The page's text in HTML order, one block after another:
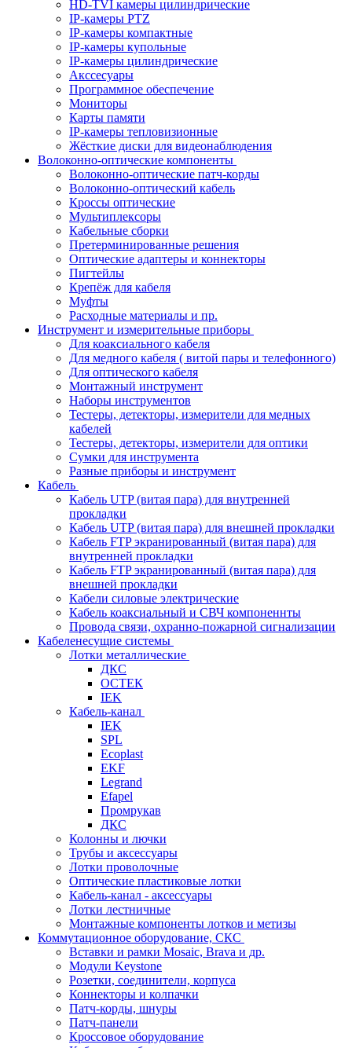
HD-TVI камеры цилиндрические
IP-камеры PTZ
IP-камеры компактные
IP-камеры купольные
IP-камеры цилиндрические
Акссесуары
Программное обеспечение
Мониторы
Карты памяти
IP-камеры тепловизионные
Жёсткие диски для видеонаблюдения
Волоконно-оптические компоненты
Волоконно-оптические патч-корды
Волоконно-оптический кабель
Кроссы оптические
Мультиплексоры
Кабельные сборки
Претерминированные решения
Оптические адаптеры и коннекторы
Пигтейлы
Крепёж для кабеля
Муфты
Расходные материалы и пр.
Инструмент и измерительные приборы
Для коаксиального кабеля
Для медного кабеля ( витой пары и телефонного)
Для оптического кабеля
Монтажный инструмент
Наборы инструментов
Тестеры, детекторы, измерители для медных
кабелей
Тестеры, детекторы, измерители для оптики
Сумки для инструмента
Разные приборы и инструмент
Кабель
Кабель UTP (витая пара) для внутренней
прокладки
Кабель UTP (витая пара) для внешней прокладки
Кабель FTP экранированный (витая пара) для
внутренней прокладки
Кабель FTP экранированный (витая пара) для
внешней прокладки
Кабели силовые электрические
Кабель коаксиальный и СВЧ компоненнты
Провода связи, охранно-пожарной сигнализации
Кабеленесущие системы
Лотки металлические
ДКС
ОСТЕК
IEK
Кабель-канал
IEK
SPL
Ecoplast
EKF
Legrand
Efapel
Промрукав
ДКС
Колонны и лючки
Трубы и аксессуары
Лотки проволочные
Оптические пластиковые лотки
Кабель-канал - аксессуары
Лотки лестничные
Монтажные компоненты лотков и метизы
Коммутационное оборудование, СКС
Вставки и рамки Mosaic, Brava и др.
Модули Keystone
Розетки, соединители, корпуса
Коннекторы и колпачки
Патч-корды, шнуры
Патч-панели
Кроссовое оборудование